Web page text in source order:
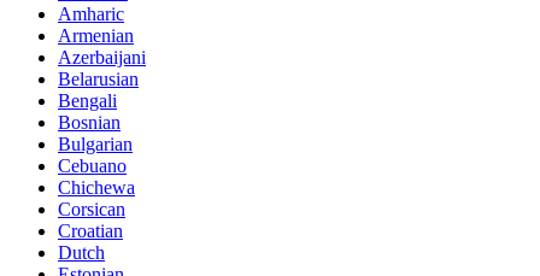
Amharic
Armenian
Azerbaijani
Belarusian
Bengali
Bosnian
Bulgarian
Cebuano
Chichewa
Corsican
Croatian
Dutch